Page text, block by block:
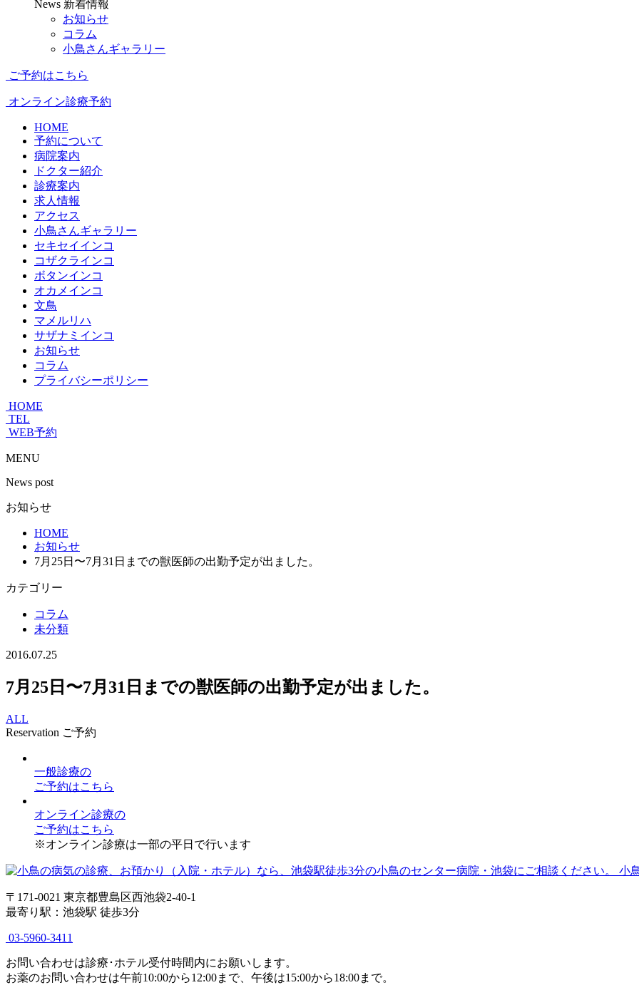
News 新着情報
お知らせ
コラム
小鳥さんギャラリー
ご予約はこちら
オンライン診療予約
HOME
予約について
病院案内
ドクター紹介
診療案内
求人情報
アクセス
小鳥さんギャラリー
セキセイインコ
コザクラインコ
ボタンインコ
オカメインコ
文鳥
マメルリハ
サザナミインコ
お知らせ
コラム
プライバシーポリシー
HOME
TEL
WEB予約
MENU
News post
お知らせ
HOME
お知らせ
7月25日〜7月31日までの獣医師の出勤予定が出ました。
カテゴリー
コラム
未分類
2016.07.25
7月25日〜7月31日までの獣医師の出勤予定が出ました。
ALL
Reservation ご予約
一般診療の
ご予約はこちら
オンライン診療の
ご予約はこちら
※オンライン診療は一部の平日で行います
小
〒171-0021 東京都豊島区西池袋2-40-1
最寄り駅：池袋駅 徒歩3分
03-5960-3411
お問い合わせは診療･ホテル受付時間内にお願いします。
お薬のお問い合わせは午前10:00から12:00まで、午後は15:00から18:00まで。